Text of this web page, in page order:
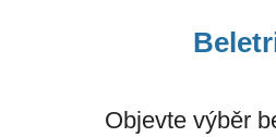
Objevte výběr